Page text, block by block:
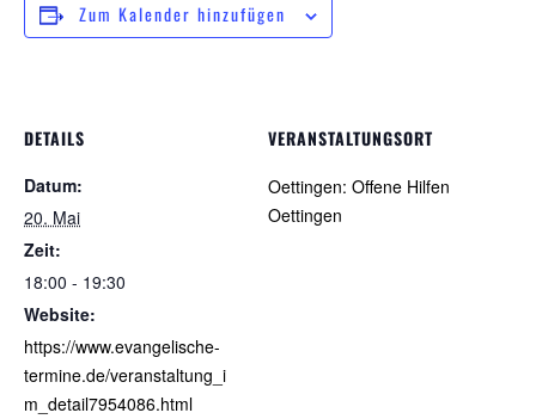
Zum Kalender hinzufügen
DETAILS
Datum:
20. Mai
Zeit:
18:00 - 19:30
Website:
https://www.evangelische-
termine.de/veranstaltung_i
m_detail7954086.html
VERANSTALTUNGSORT
Oettingen: Offene Hilfen
Oettingen